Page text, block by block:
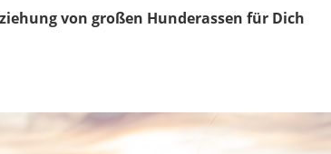
von großen Hunderassen für Dich